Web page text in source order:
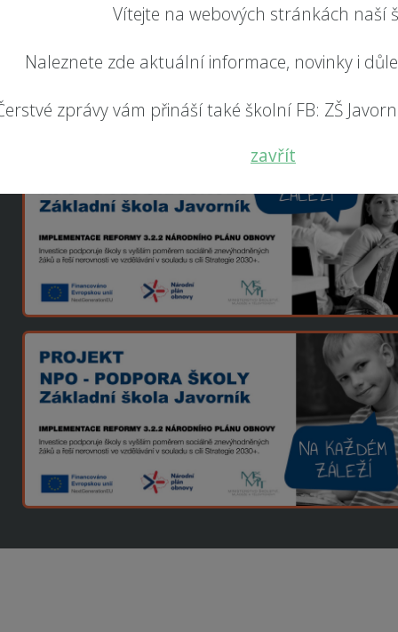
Vítejte na webových stránkách naší
Naleznete zde aktuální informace, novinky i
zprávy vám přináší také školní FB: ZŠ
zavřít